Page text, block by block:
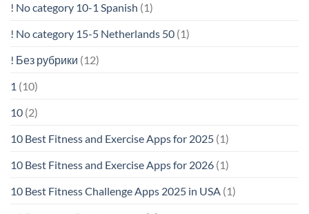
! No category 10-1 Spanish (1)
! No category 15-5 Netherlands 50 (1)
! Без рубрики (12)
1 (10)
10 (2)
10 Best Fitness and Exercise Apps for 2025 (1)
10 Best Fitness and Exercise Apps for 2026 (1)
10 Best Fitness Challenge Apps 2025 in USA (1)